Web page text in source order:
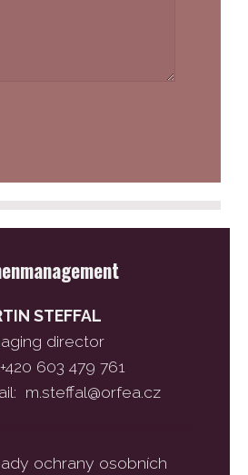
STEFFAL
director
603 479 761
m.steffal@orfea.cz
ochrany osobních